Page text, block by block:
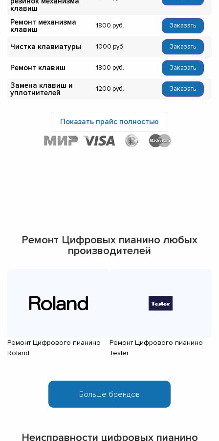
клавиш
Ремонт механизма
клавиш
1800 Заказать
Чистка клавиатуры 1000 Заказать
Ремонт клавиш 1800 Заказать
Замена клавиш и
уплотнителей
1200 Заказать
Показать прайс полностью
Ремонт Цифровых пианино любых
производителей
Ремонт Цифрового пианино
Roland
Ремонт Цифрового пианино
Tesler
Неисправности цифровых пианино